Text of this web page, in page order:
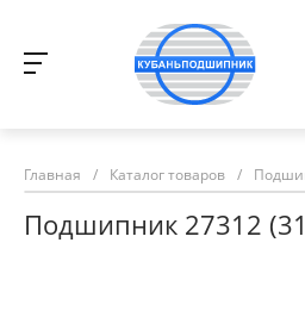
Главная / Каталог товаров /
Подшипник 27312